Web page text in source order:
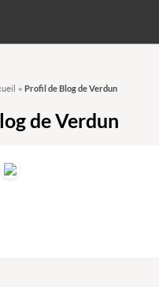
» Profil de Blog de Verdun
de Verdun